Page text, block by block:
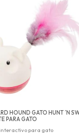
HOUND GATO HUNT ´N
PARA GATO
para gato